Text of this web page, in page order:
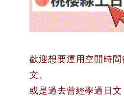
歡迎想要運用空閒時間
文、
或是過去曾經學過日